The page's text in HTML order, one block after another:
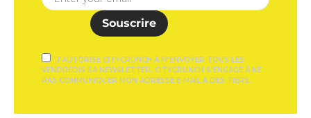
Souscrire
J'AUTORISE CITYCRUNCH À M'ENVOYER TOUS LES
VENDREDIS SA NEWSLETTER. CITYCRUNCH S'ENGAGE À NE
PAS COMMUNIQUER MON ADRESSE E-MAIL À DES TIERS.